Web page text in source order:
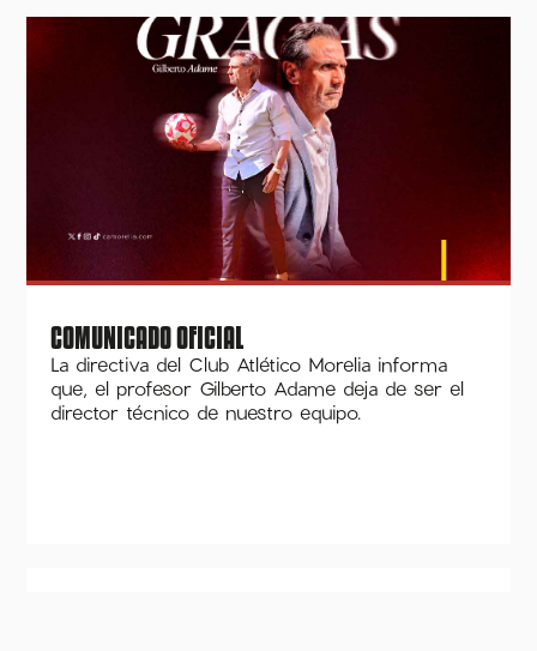
COMUNICADO OFICIAL
La directiva del Club Atlético Morelia informa
que, el profesor Gilberto Adame deja de ser el
director técnico de nuestro equipo.